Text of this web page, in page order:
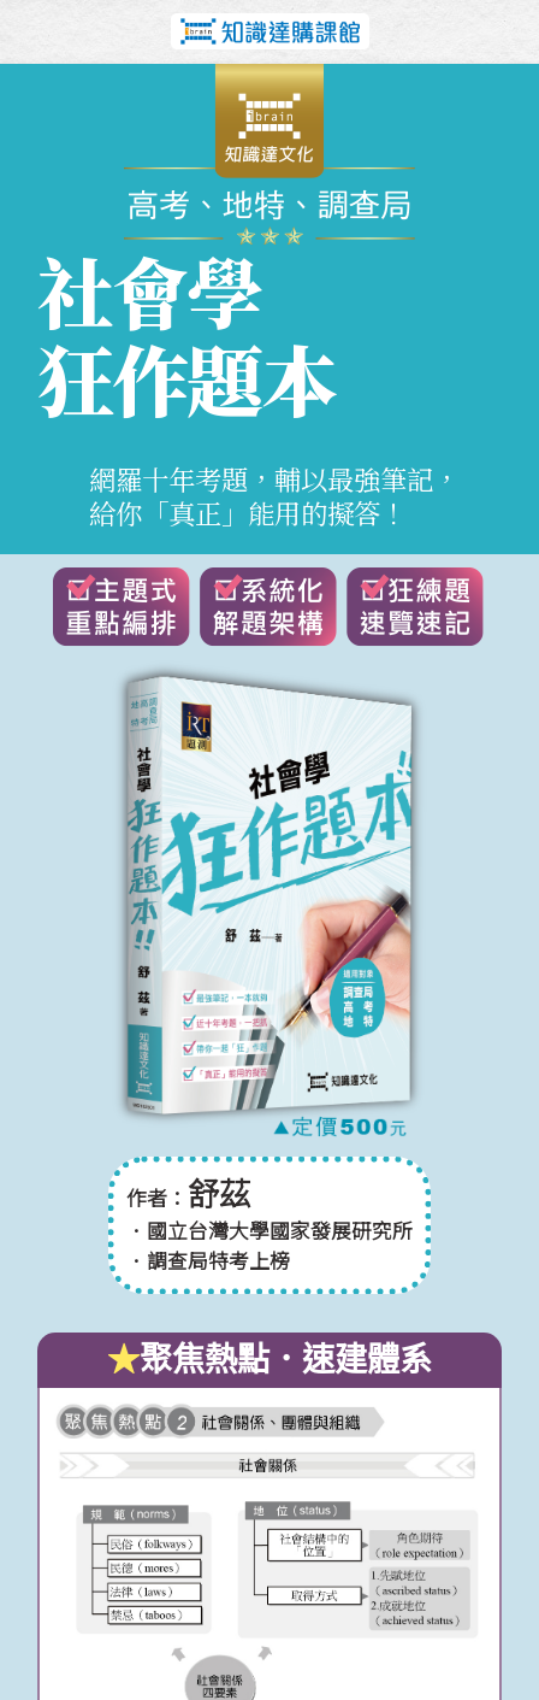
社會學
狂作題本
網羅十年考題，輔以最強筆記，
給你「真正」能用的擬答！
作者： 舒茲
．國立台灣大學國家發展研究所
．調查局特考上榜
★聚焦熱點．速建體系